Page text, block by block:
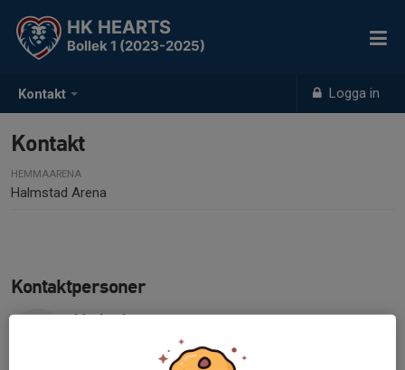
Kontakt Logga in
HK HEARTS
Bollek 1 (2023-2025)
Kontakt
HEMMAARENA
Halmstad Arena
Kontaktpersoner
Ida Aspberg